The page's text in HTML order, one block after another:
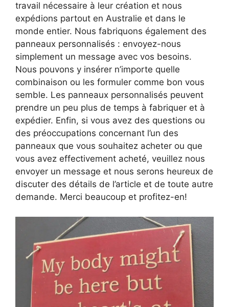
travail nécessaire à leur création et nous
expédions partout en Australie et dans le
monde entier. Nous fabriquons également des
panneaux personnalisés : envoyez-nous
simplement un message avec vos besoins.
Nous pouvons y insérer n’importe quelle
combinaison ou les formuler comme bon vous
semble. Les panneaux personnalisés peuvent
prendre un peu plus de temps à fabriquer et à
expédier. Enfin, si vous avez des questions ou
des préoccupations concernant l’un des
panneaux que vous souhaitez acheter ou que
vous avez effectivement acheté, veuillez nous
envoyer un message et nous serons heureux de
discuter des détails de l’article et de toute autre
demande. Merci beaucoup et profitez-en!